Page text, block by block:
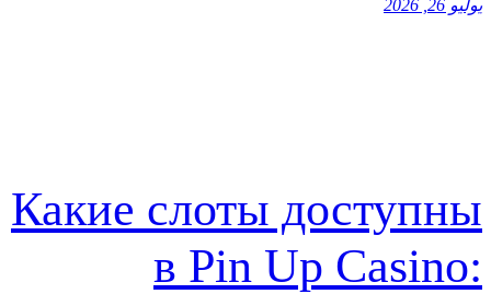
Какие слоты
в Pin Up